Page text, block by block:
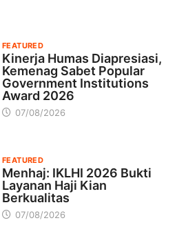
FEATURED
Kinerja Humas Diapresiasi,
Kemenag Sabet Popular
Government Institutions
Award 2026
07/08/2026
FEATURED
Menhaj: IKLHI 2026 Bukti
Layanan Haji Kian
Berkualitas
07/08/2026